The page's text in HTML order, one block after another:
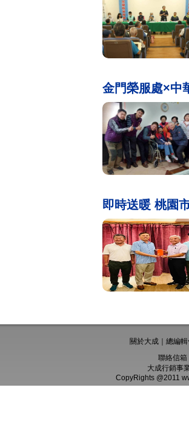
金門榮服處×中
即時送暖 桃園